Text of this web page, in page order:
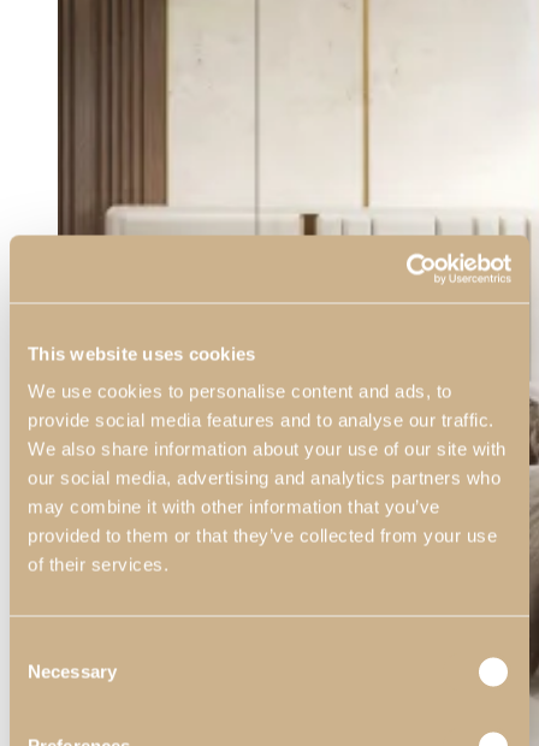
This website uses cookies
We use cookies to personalise content and ads, to
provide social media features and to analyse our traffic.
We also share information about your use of our site with
our social media, advertising and analytics partners who
may combine it with other information that you’ve
provided to them or that they’ve collected from your use
of their services.
Selection
Necessary